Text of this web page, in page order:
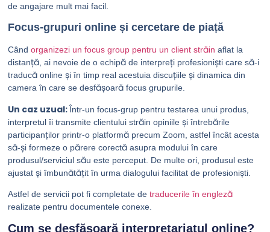
de angajare mult mai facil.
Focus-grupuri online și cercetare de piață
Cândorganizezi un focus group pentru un client străin aflat la
distanță, ai nevoie de o echipă de interpreți profesioniști care să-i
traducă online și în timp real acestuia discuțiile și dinamica din
camera în care se desfășoară focus grupurile.
Un caz uzual:Într-un focus-grup pentru testarea unui produs,
interpretul îi transmite clientului străin opiniile și întrebările
participanților printr-o platformă precum Zoom, astfel încât acesta
să-și formeze o părere corectă asupra modului în care
produsul/serviciul său este perceput. De multe ori, produsul este
ajustat și îmbunătățit în urma dialogului facilitat de profesioniști.
Astfel de servicii pot fi completate detraducerile în engleză
realizate pentru documentele conexe.
Cum se desfășoară interpretariatul online?